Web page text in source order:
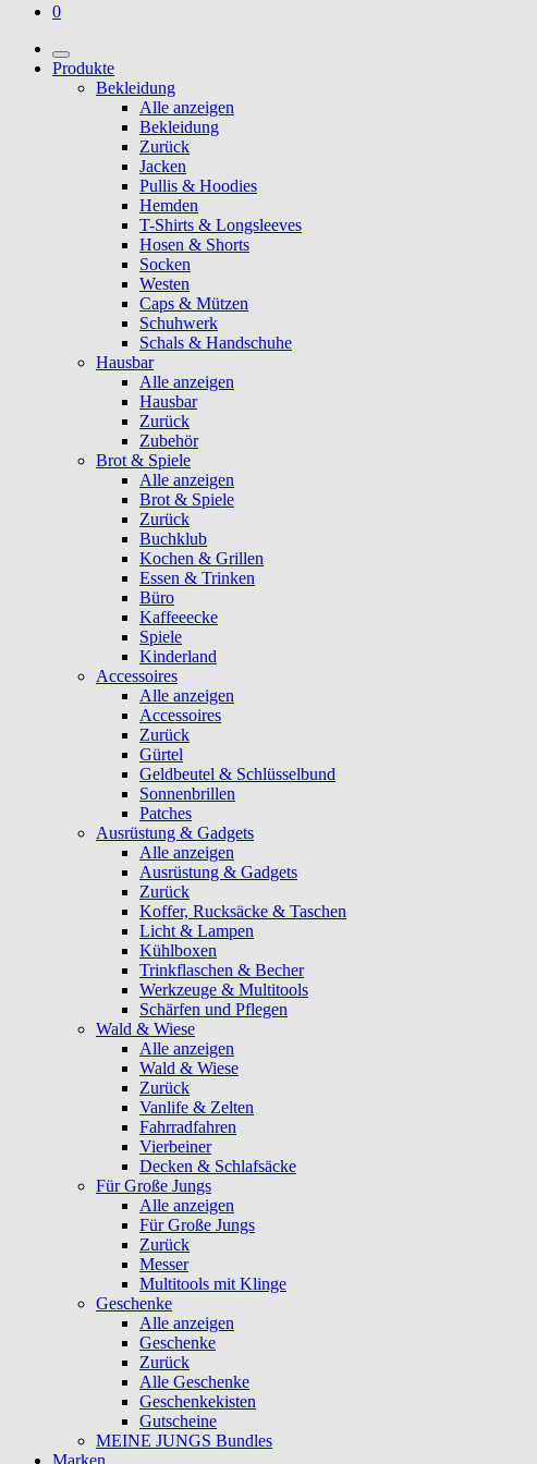
0
Produkte
Bekleidung
Alle anzeigen
Bekleidung
Zurück
Jacken
Pullis & Hoodies
Hemden
T-Shirts & Longsleeves
Hosen & Shorts
Socken
Westen
Caps & Mützen
Schuhwerk
Schals & Handschuhe
Hausbar
Alle anzeigen
Hausbar
Zurück
Zubehör
Brot & Spiele
Alle anzeigen
Brot & Spiele
Zurück
Buchklub
Kochen & Grillen
Essen & Trinken
Büro
Kaffeeecke
Spiele
Kinderland
Accessoires
Alle anzeigen
Accessoires
Zurück
Gürtel
Geldbeutel & Schlüsselbund
Sonnenbrillen
Patches
Ausrüstung & Gadgets
Alle anzeigen
Ausrüstung & Gadgets
Zurück
Koffer, Rucksäcke & Taschen
Licht & Lampen
Kühlboxen
Trinkflaschen & Becher
Werkzeuge & Multitools
Schärfen und Pflegen
Wald & Wiese
Alle anzeigen
Wald & Wiese
Zurück
Vanlife & Zelten
Fahrradfahren
Vierbeiner
Decken & Schlafsäcke
Für Große Jungs
Alle anzeigen
Für Große Jungs
Zurück
Messer
Multitools mit Klinge
Geschenke
Alle anzeigen
Geschenke
Zurück
Alle Geschenke
Geschenkekisten
Gutscheine
MEINE JUNGS Bundles
Marken